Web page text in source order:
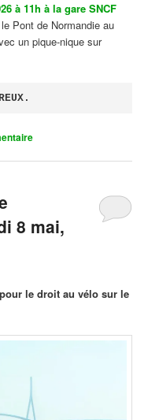
à 11h à la gare SNCF
Pont de Normandie au
un pique-nique sur
8 mai,
le droit au vélo sur le